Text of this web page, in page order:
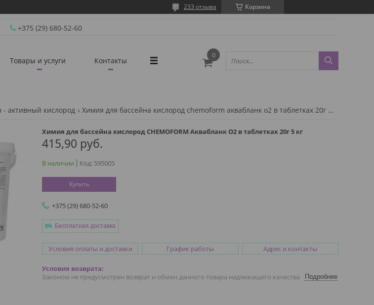
Корзина
233 отзыва
+375 (29) 680-52-60
Товары и услуги Контакты
- активный кислород Химия для бассейна кислород chemoform аквабланк о2 в таблетках 20г 5 кг
Химия для бассейна кислород CHEMOFORM Аквабланк О2 в таблетках 20г 5 кг
415,90 руб.
В наличии Код: 595005
Купить
+375 (29) 680-52-60
Бесплатная доставка
Условия оплаты и доставки График работы Адрес и контакты
Законом не предусмотрен возврат и обмен данного товара надлежащего качества Подробнее